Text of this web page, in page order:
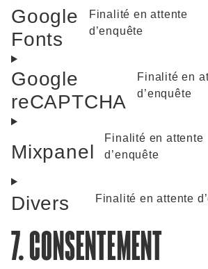
Google
Fonts
Finalité en attente
d’enquête
Google
reCAPTCHA
Finalité en
d’enquête
Mixpanel
Finalité en attente
d’enquête
Divers Finalité en attente
7. CONSENTEMENT